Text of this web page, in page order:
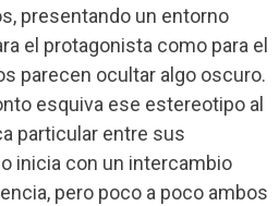
presentando un entorno
el protagonista como para el
parecen ocultar algo oscuro.
esquiva ese estereotipo al
particular entre sus
inicia con un intercambio
pero poco a poco ambos